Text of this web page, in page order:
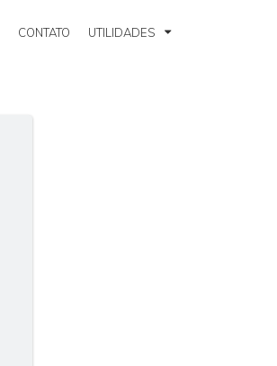
CONTATO UTILIDADES